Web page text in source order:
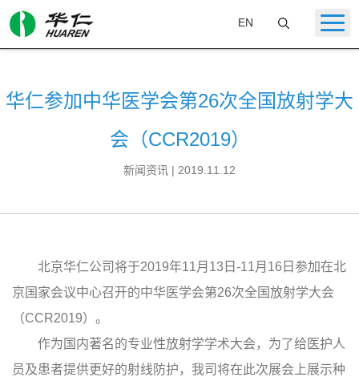
EN
华仁参加中华医学会第26次全国放射学大
会（CCR2019）
新闻资讯 | 2019.11.12
北京华仁公司将于2019年11月13日-11月16日参加在北
京国家会议中心召开的中华医学会第26次全国放射学大会
（CCR2019）。
作为国内著名的专业性放射学学术大会，为了给医护人
员及患者提供更好的射线防护，我司将在此次展会上展示种